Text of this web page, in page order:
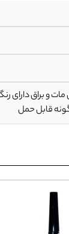
و براق دارای
قابل حمل